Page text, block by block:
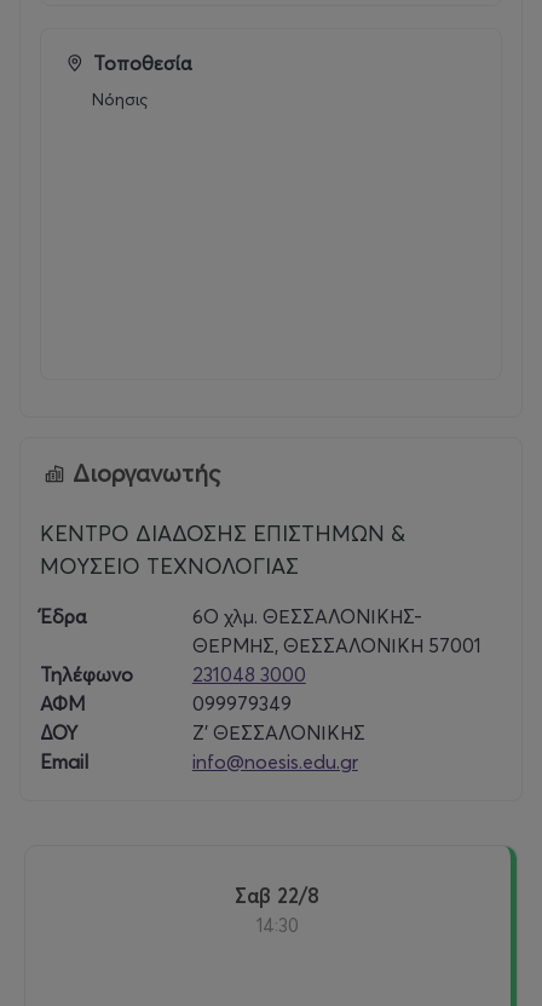
Τοποθεσία
Νόησις
Διοργανωτής
ΚΕΝΤΡΟ ΔΙΑΔΟΣΗΣ ΕΠΙΣΤΗΜΩΝ &
ΜΟΥΣΕΙΟ ΤΕΧΝΟΛΟΓΙΑΣ
Έδρα
6Ο χλμ. ΘΕΣΣΑΛΟΝΙΚΗΣ-
ΘΕΡΜΗΣ, ΘΕΣΣΑΛΟΝΙΚΗ 57001
Τηλέφωνο
231048 3000
ΑΦΜ
099979349
ΔΟΥ
Ζ’ ΘΕΣΣΑΛΟΝΙΚΗΣ
Email
info@noesis.edu.gr
Σαβ 22/8
14:30